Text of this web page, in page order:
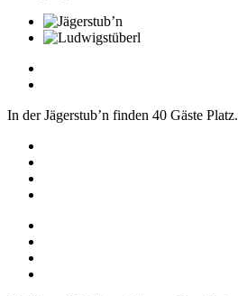
In der Jägerstub’n finden 40 Gäste Platz.